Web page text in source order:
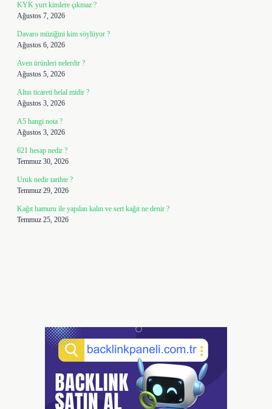
KYK yurt kimlere çıkmaz ?
Ağustos 7, 2026
Davaro müziğini kim söylüyor ?
Ağustos 6, 2026
Aven ürünleri nelerdir ?
Ağustos 5, 2026
Altın ticareti helal midir ?
Ağustos 3, 2026
A5 hangi nota ?
Ağustos 3, 2026
621 hesap nedir ?
Temmuz 30, 2026
Uruk nedir tarihte ?
Temmuz 29, 2026
Kağıt hamuru ile yapılan kalın ve sert kağıt ne denir ?
Temmuz 25, 2026